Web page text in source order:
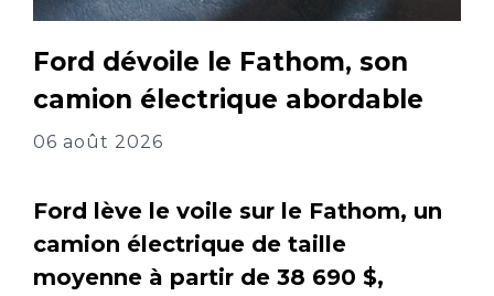
Ford dévoile le Fathom, son
camion électrique abordable
06 août 2026
Ford lève le voile sur le Fathom, un
camion électrique de taille
moyenne à partir de 38 690 $,